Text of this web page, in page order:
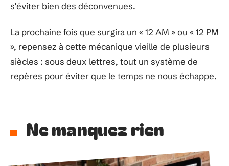
s’éviter bien des déconvenues.
La prochaine fois que surgira un « 12 AM » ou « 12 PM
», repensez à cette mécanique vieille de plusieurs
siècles : sous deux lettres, tout un système de
repères pour éviter que le temps ne nous échappe.
Ne manquez rien